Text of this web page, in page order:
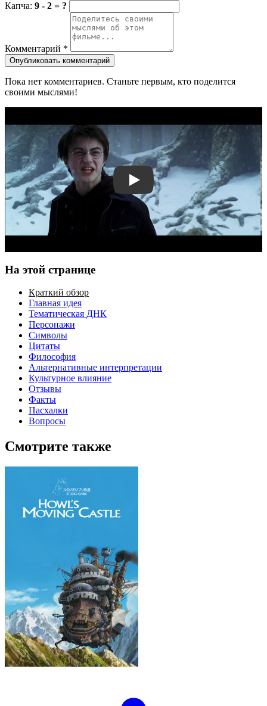
Капча: 9 - 2 = ?
Комментарий *
Опубликовать комментарий
Пока нет комментариев. Станьте первым, кто поделится
своими мыслями!
Смотреть трейлер
На этой странице
Краткий обзор
Главная идея
Тематическая ДНК
Персонажи
Символы
Цитаты
Философия
Альтернативные интерпретации
Культурное влияние
Отзывы
Факты
Пасхалки
Вопросы
Смотрите также